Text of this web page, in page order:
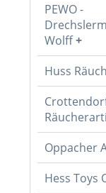
PEWO -
Wolff
Huss
Oppacher
Hess Toys